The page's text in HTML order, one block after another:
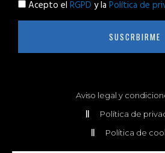
Acepto el RGPD y la Política de
SUSCRBIRME
Aviso legal y
Política de
Política de